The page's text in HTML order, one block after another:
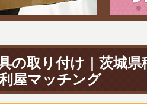
の取り付け｜茨城
屋マッチング